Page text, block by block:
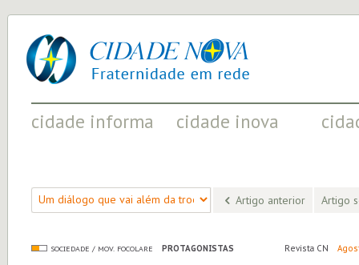
cidade
nova
UM
PROJETO
PELA
FRATERNIDADE
cidade informa cidade inova
Artigo anterior Artigo
SOCIEDADE / MOV. FOCOLARE PROTAGONISTAS Revista CN